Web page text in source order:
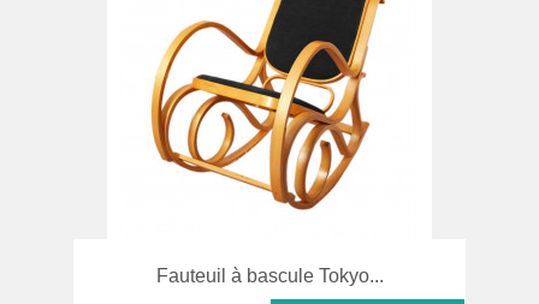
Fauteuil à bascule Tokyo...